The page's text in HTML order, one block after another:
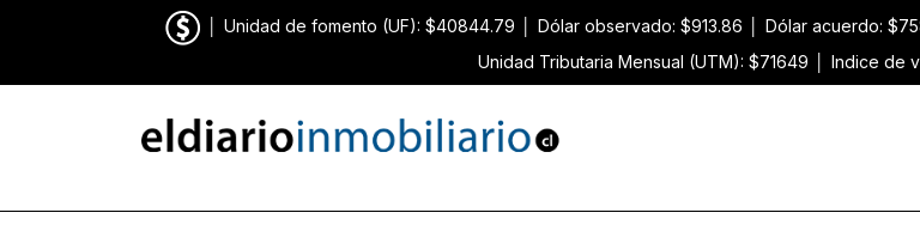
Unidad de fomento (UF): $40844.79 Dólar observado: $913.86 Dólar acuerdo:
Unidad Tributaria Mensual (UTM): $71649
Indice de